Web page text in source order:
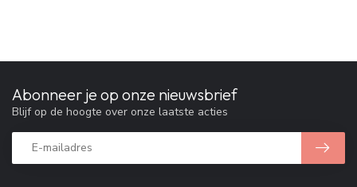
Abonneer je op onze nieuwsbrief
Blijf op de hoogte over onze laatste acties